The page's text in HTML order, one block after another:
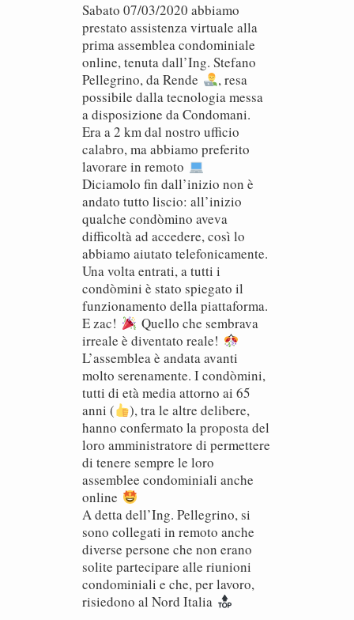
Sabato 07/03/2020 abbiamo
prestato assistenza virtuale alla
prima assemblea condominiale
online, tenuta dall’Ing. Stefano
Pellegrino, da Rende
, resa
possibile dalla tecnologia messa
a disposizione da Condomani.
Era a 2 km dal nostro ufficio
calabro, ma abbiamo preferito
lavorare in remoto
Diciamolo fin dall’inizio non è
andato tutto liscio: all’inizio
qualche condòmino aveva
difficoltà ad accedere, così lo
abbiamo aiutato telefonicamente.
Una volta entrati, a tutti i
condòmini è stato spiegato il
funzionamento della piattaforma.
E zac!
Quello che sembrava
irreale è diventato reale!
L’assemblea è andata avanti
molto serenamente. I condòmini,
tutti di età media attorno ai 65
anni (
), tra le altre delibere,
hanno confermato la proposta del
loro amministratore di permettere
di tenere sempre le loro
assemblee condominiali anche
online
A detta dell’Ing. Pellegrino, si
sono collegati in remoto anche
diverse persone che non erano
solite partecipare alle riunioni
condominiali e che, per lavoro,
risiedono al Nord Italia